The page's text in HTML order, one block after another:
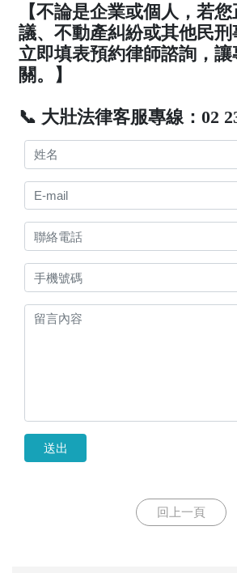
【不論是企業或個人，若
議、不動產糾紛或其他民
立即填表預約律師諮詢，
關。】
📞 大壯法律客服專線：02
送出
回上一頁